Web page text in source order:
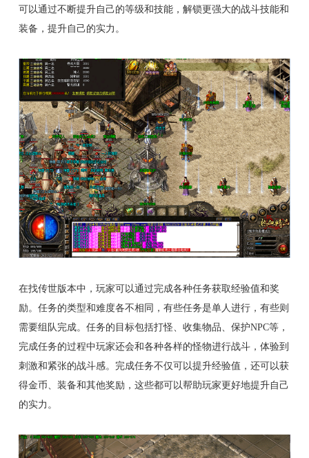
可以通过不断提升自己的等级和技能，解锁更强大的战斗技能和
装备，提升自己的实力。
在找传世版本中，玩家可以通过完成各种任务获取经验值和奖
励。任务的类型和难度各不相同，有些任务是单人进行，有些则
需要组队完成。任务的目标包括打怪、收集物品、保护NPC等，
完成任务的过程中玩家还会和各种各样的怪物进行战斗，体验到
刺激和紧张的战斗感。完成任务不仅可以提升经验值，还可以获
得金币、装备和其他奖励，这些都可以帮助玩家更好地提升自己
的实力。